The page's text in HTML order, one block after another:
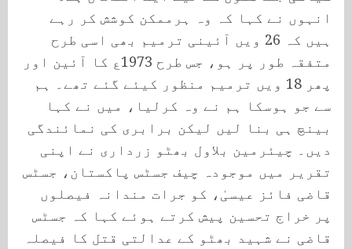
انہوں نے کہا کہ وہ ہرممکن کوشش کر رہے
ہیں کہ 26 ویں آئینی ترمیم بھی اسی طرح
متفقہ طور پر ہو، جس طرح 1973ع کا آئین اور
پھر 18 ویں ترمیم منظور کیئے گئے تھے۔ ہم
سے جو ہوسکا ہم نے وہ کرلیا، میں نے کہا
بینچ ہی بنا لیں لیکن برابری کی نمائندگی
دیں۔ چیئرمین بلاول بھٹو زرداری نے اپنی
تقریر میں موجودہ چیف جسٹس پاکستان، جسٹس
قاضی فائز عیسیٰ، کو جرات مندانہ فیصلوں
پر خراج تحسین پیش کرتے ہوئے کہا کہ جسٹس
قاضی نے شہید بھٹو کے عدالتی قتل کا فیصلہ